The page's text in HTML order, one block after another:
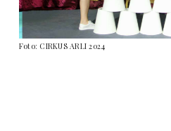
Foto: CIRKUS ARLI 2024